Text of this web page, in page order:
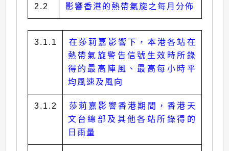
2.2 影響香港的熱帶氣旋之每月分佈
3.1.1
在莎莉嘉影響下，本港各站在
熱帶氣旋警告信號生效時所錄
得的最高陣風、最高每小時平
均風速及風向
3.1.2
莎莉嘉影響香港期間，香港天
文台總部及其他各站所錄得的
日雨量